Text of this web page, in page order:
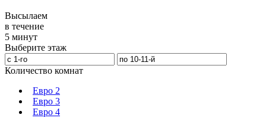
Высылаем
в течение
5 минут
Выберите этаж
Количество комнат
Евро 2
Евро 3
Евро 4